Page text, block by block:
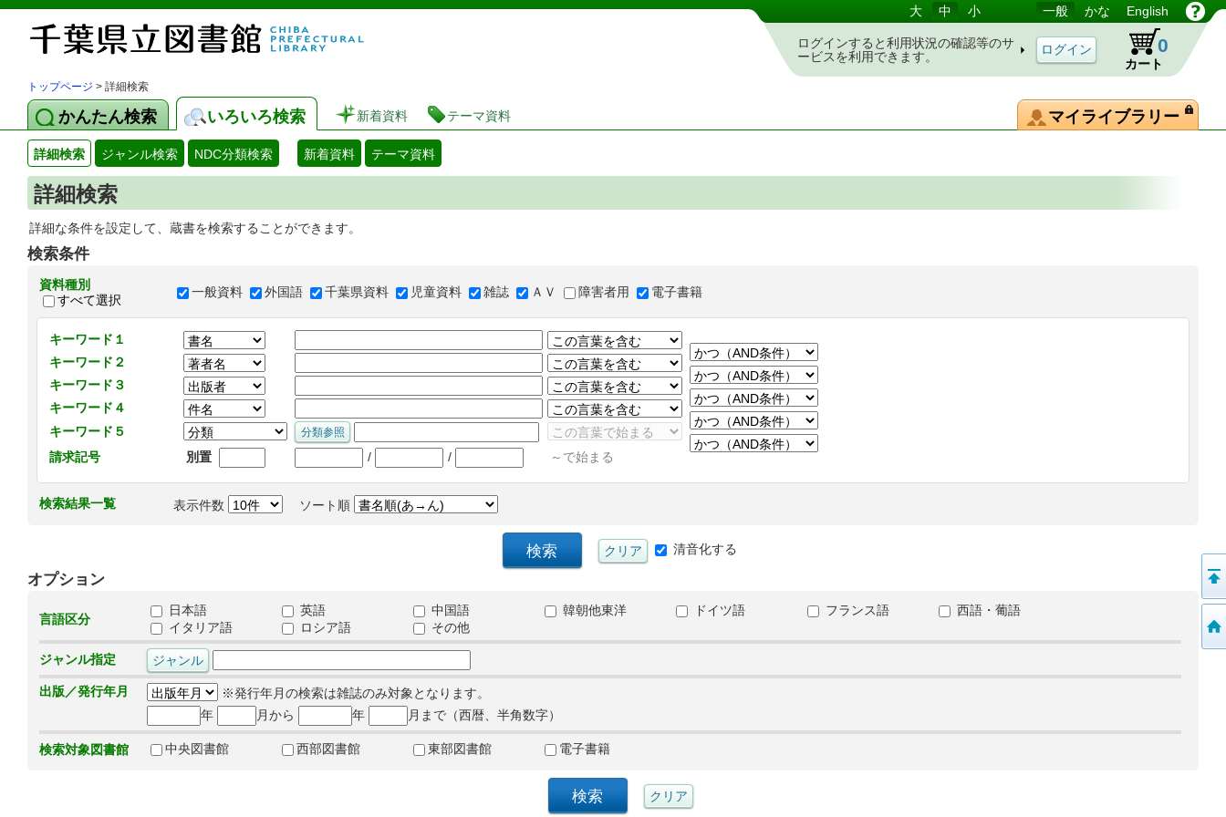
図書館 蔵書検索・予約システム 大 中 小 一般 かな English
ログインすると利用状況の確認等のサ
ービスを利用できます。
カート
0
トップページ > 詳細検索
かんたん検索 いろいろ検索 新着資料 テーマ資料 マイライブラリー
詳細検索 ジャンル検索 NDC分類検索 新着資料 テーマ資料
詳細検索
詳細な条件を設定して、蔵書を検索することができます。
検索条件
資料種別
すべて選択
一般資料 外国語 千葉県資料 児童資料 雑誌 ＡＶ 障害者用 電子書籍
キーワード１
キーワード２
キーワード３
キーワード４
キーワード５
請求記号
別置 / / ～で始まる
検索結果一覧 表示件数 ソート順
清音化する
オプション
言語区分
日本語 英語 中国語 韓朝他東洋 ドイツ語 フランス語
西語・葡語
イタリア語
ロシア語 その他
ジャンル指定
出版／発行年月
※発行年月の検索は雑誌のみ対象となります。
年
月から 年 月まで（西暦、半角数字）
検索対象図書館 中央図書館 西部図書館 東部図書館 電子書籍